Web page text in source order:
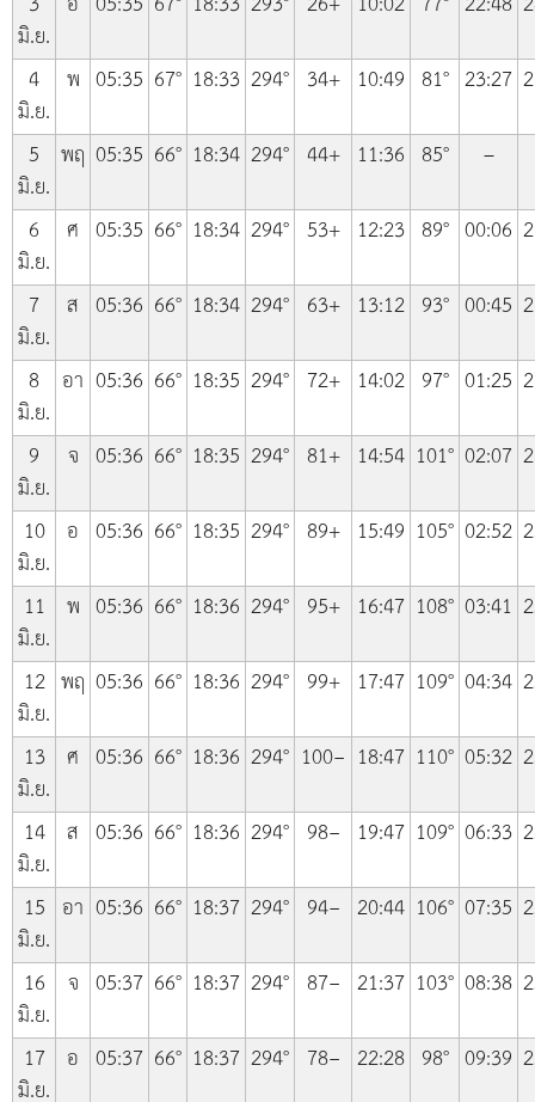
มิ.ย.
4
มิ.ย.
พ 05:35 67° 18:33 294° 34+ 10:49 81° 23:27
5
มิ.ย.
พฤ 05:35 66° 18:34 294° 44+ 11:36 85°
–
6
มิ.ย.
ศ 05:35 66° 18:34 294° 53+ 12:23 89° 00:06
7
มิ.ย.
ส 05:36 66° 18:34 294° 63+ 13:12 93° 00:45
8
มิ.ย.
อา 05:36 66° 18:35 294° 72+ 14:02 97° 01:25
9
มิ.ย.
จ 05:36 66° 18:35 294° 81+ 14:54 101° 02:07
10
มิ.ย.
อ 05:36 66° 18:35 294° 89+ 15:49 105° 02:52
11
มิ.ย.
พ 05:36 66° 18:36 294° 95+ 16:47 108° 03:41
12
มิ.ย.
พฤ 05:36 66° 18:36 294° 99+ 17:47 109° 04:34
13
มิ.ย.
ศ 05:36 66° 18:36 294° 100− 18:47 110° 05:32
14
มิ.ย.
ส 05:36 66° 18:36 294° 98− 19:47 109° 06:33
15
มิ.ย.
อา 05:36 66° 18:37 294° 94− 20:44 106° 07:35
16
มิ.ย.
จ 05:37 66° 18:37 294° 87− 21:37 103° 08:38
17
มิ.ย.
อ 05:37 66° 18:37 294° 78− 22:28 98° 09:39